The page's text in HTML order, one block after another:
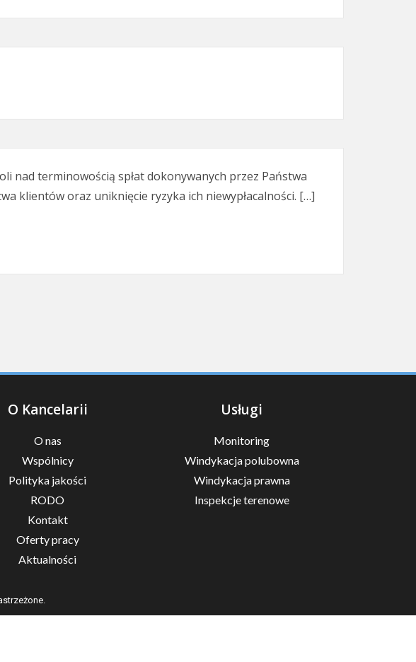
nad terminowością spłat dokonywanych przez Państwa
klientów oraz uniknięcie ryzyka ich niewypłacalności. […]
O Kancelarii
O nas
Wspólnicy
Polityka jakości
RODO
Kontakt
Oferty pracy
Aktualności
Usługi
Monitoring
Windykacja polubowna
Windykacja prawna
Inspekcje terenowe